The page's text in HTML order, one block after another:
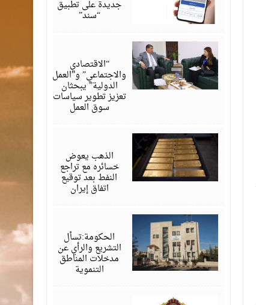
جديدة على تطبيق
“سند”
“الاقتصادي
والاجتماعي” و”العمل
الدولية” يبحثان
تعزيز تطوير سياسات
سوق العمل
الذهب يعوض
خسائره مع تراجع
النفط بعد توقيع
اتفاق إيران
الحكومة:تسأل
التشريع والرأي عن
مدخلات المناطق
التنموية
2024